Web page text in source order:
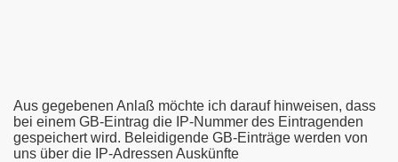
Aus gegebenen Anlaß möchte ich darauf hinweisen, dass
bei einem GB-Eintrag die IP-Nummer des Eintragenden
gespeichert wird. Beleidigende GB-Einträge werden von
uns über die IP-Adressen Auskünfte